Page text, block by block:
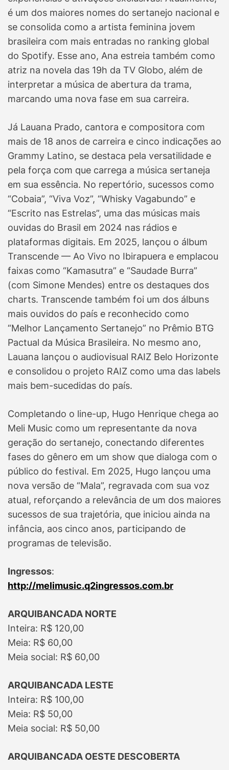
é um dos maiores nomes do sertanejo nacional e
se consolida como a artista feminina jovem
brasileira com mais entradas no ranking global
do Spotify. Esse ano, Ana estreia também como
atriz na novela das 19h da TV Globo, além de
interpretar a música de abertura da trama,
marcando uma nova fase em sua carreira.
Já Lauana Prado, cantora e compositora com
mais de 18 anos de carreira e cinco indicações ao
Grammy Latino, se destaca pela versatilidade e
pela força com que carrega a música sertaneja
em sua essência. No repertório, sucessos como
“Cobaia”, “Viva Voz”, “Whisky Vagabundo” e
“Escrito nas Estrelas”, uma das músicas mais
ouvidas do Brasil em 2024 nas rádios e
plataformas digitais. Em 2025, lançou o álbum
Transcende — Ao Vivo no Ibirapuera e emplacou
faixas como “Kamasutra” e “Saudade Burra”
(com Simone Mendes) entre os destaques dos
charts. Transcende também foi um dos álbuns
mais ouvidos do país e reconhecido como
“Melhor Lançamento Sertanejo” no Prêmio BTG
Pactual da Música Brasileira. No mesmo ano,
Lauana lançou o audiovisual RAIZ Belo Horizonte
e consolidou o projeto RAIZ como uma das labels
mais bem-sucedidas do país.
Completando o line-up, Hugo Henrique chega ao
Meli Music como um representante da nova
geração do sertanejo, conectando diferentes
fases do gênero em um show que dialoga com o
público do festival. Em 2025, Hugo lançou uma
nova versão de “Mala”, regravada com sua voz
atual, reforçando a relevância de um dos maiores
sucessos de sua trajetória, que iniciou ainda na
infância, aos cinco anos, participando de
programas de televisão.
Ingressos:
http://melimusic.q2ingressos.com.br
ARQUIBANCADA NORTE
Inteira: R$ 120,00
Meia: R$ 60,00
Meia social: R$ 60,00
ARQUIBANCADA LESTE
Inteira: R$ 100,00
Meia: R$ 50,00
Meia social: R$ 50,00
ARQUIBANCADA OESTE DESCOBERTA